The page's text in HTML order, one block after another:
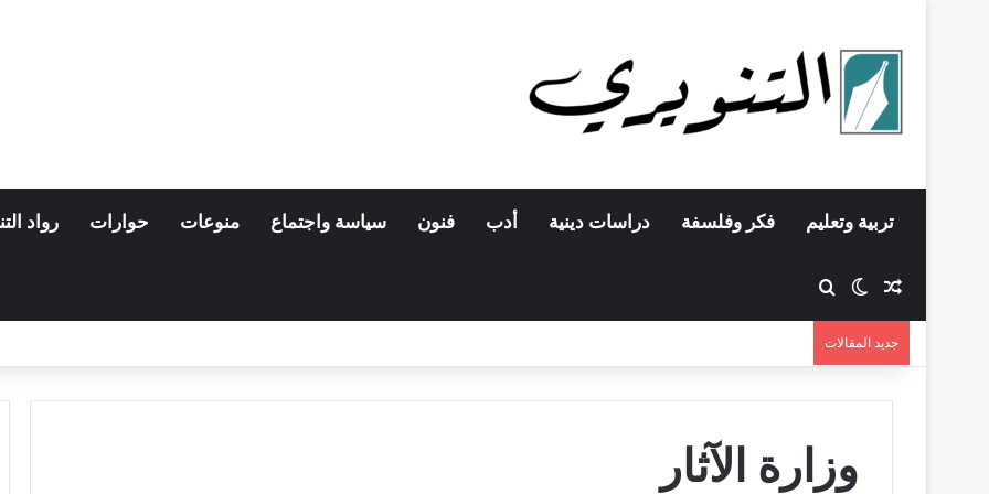
تربية وتعليم فكر وفلسفة دراسات دينية أدب فنون سياسة واجتماع منوعات حوارات رواد
مقال عشوائي
الوضع المظلم
جديد المقالات
وزارة الآثار